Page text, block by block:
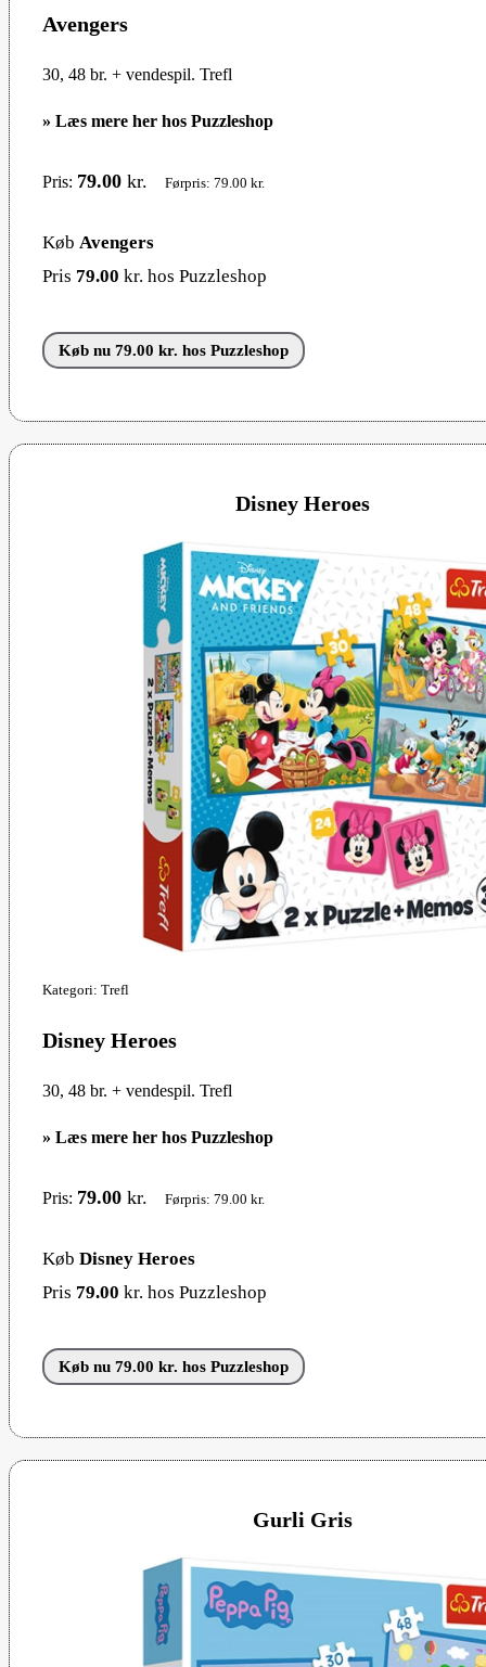
Avengers
30, 48 br. + vendespil. Trefl
» Læs mere her hos Puzzleshop
Pris: 79.00 kr. Førpris: 79.00 kr.
Køb Avengers
Pris 79.00 kr. hos Puzzleshop
Køb nu 79.00 kr. hos Puzzleshop
Disney Heroes
Kategori: Trefl
Disney Heroes
30, 48 br. + vendespil. Trefl
» Læs mere her hos Puzzleshop
Pris: 79.00 kr. Førpris: 79.00 kr.
Køb Disney Heroes
Pris 79.00 kr. hos Puzzleshop
Køb nu 79.00 kr. hos Puzzleshop
Gurli Gris